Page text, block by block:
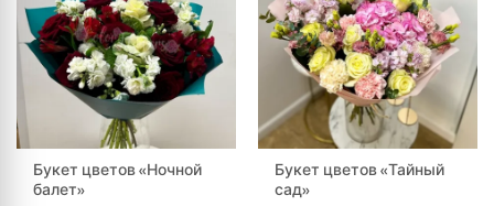
Букет цветов «Ночной
балет»
Букет цветов «Тайный
сад»